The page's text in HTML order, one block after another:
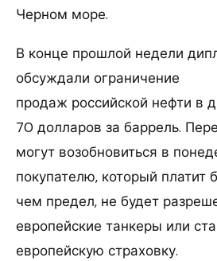
Черном море.
В конце прошлой недели
обсуждали ограничение
продаж российской нефти в
70 долларов за баррель.
могут возобновиться в
покупателю, который платит
чем предел, не будет
европейские танкеры или
европейскую страховку.